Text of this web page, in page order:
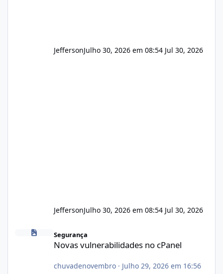
JeffersonJulho 30, 2026 em 08:54 Jul 30, 2026
JeffersonJulho 30, 2026 em 08:54 Jul 30, 2026
Novas vulnerabilidades no cPanel
Segurança
Novas vulnerabilidades no cPanel
chuvadenovembro· Julho 29, 2026 em 16:56